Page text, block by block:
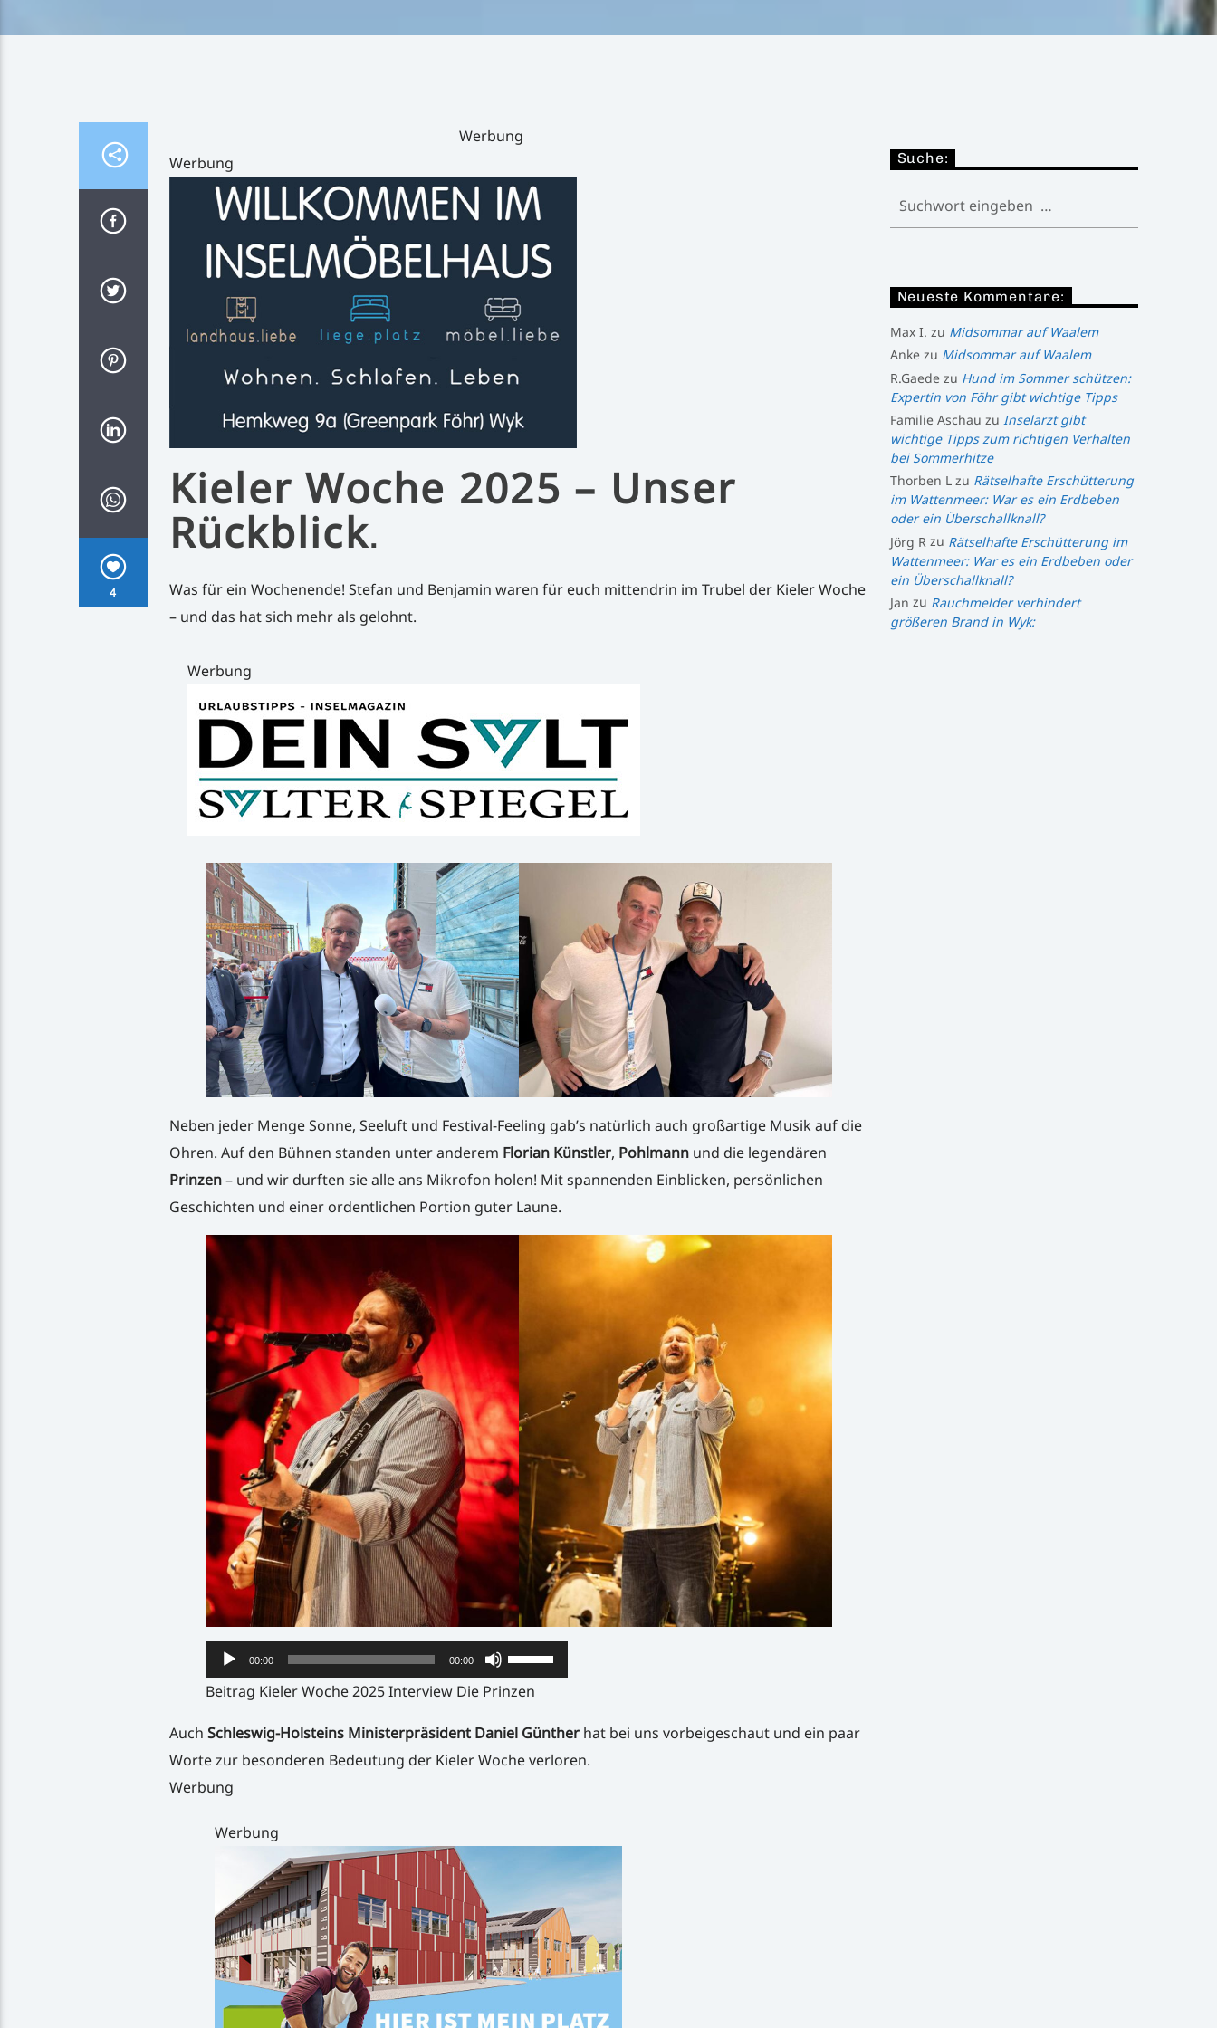
4
Werbung
Werbung
Kieler Woche 2025 – Unser
Rückblick.
Was für ein Wochenende! Stefan und Benjamin waren für euch mittendrin im Trubel der Kieler Woche
– und das hat sich mehr als gelohnt.
Werbung
Neben jeder Menge Sonne, Seeluft und Festival-Feeling gab’s natürlich auch großartige Musik auf die
Ohren. Auf den Bühnen standen unter anderem Florian Künstler, Pohlmannund die legendären
Prinzen– und wir durften sie alle ans Mikrofon holen! Mit spannenden Einblicken, persönlichen
Geschichten und einer ordentlichen Portion guter Laune.
Audio-
Player
00:00 00:00
Pfeiltasten
Hoch/Runter
um
die
regeln.
Beitrag Kieler Woche 2025 Interview Die Prinzen
Auch Schleswig-Holsteins Ministerpräsident Daniel Güntherhat bei uns vorbeigeschaut und ein paar
Worte zur besonderen Bedeutung der Kieler Woche verloren.
Werbung
Werbung
Suche:
Neueste Kommentare:
Max I. zu Midsommar auf Waalem
Ankezu Midsommar auf Waalem
R.Gaedezu Hund im Sommer schützen:
Expertin von Föhr gibt wichtige Tipps
Familie Aschau zu Inselarzt gibt
wichtige Tipps zum richtigen Verhalten
bei Sommerhitze
Thorben Lzu Rätselhafte Erschütterung
im Wattenmeer: War es ein Erdbeben
oder ein Überschallknall?
Jörg R zu Rätselhafte Erschütterung im
Wattenmeer: War es ein Erdbeben oder
ein Überschallknall?
Jan zu Rauchmelder verhindert
größeren Brand in Wyk: